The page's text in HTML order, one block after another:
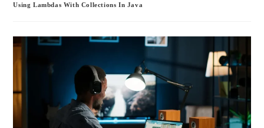
Using Lambdas With Collections In Java